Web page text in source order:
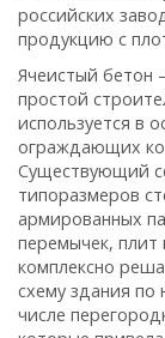
российских
продукцию с
Ячеистый бетон
простой
используется в
ограждающих
Существующий
типоразмеров
армированных
перемычек, плит
комплексно
схему здания по
числе